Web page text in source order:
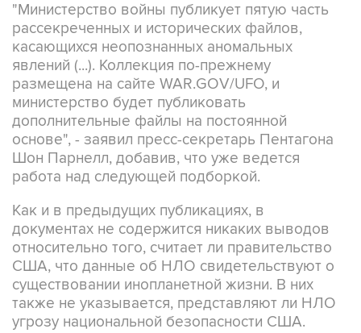
"Министерство войны публикует пятую часть
рассекреченных и исторических файлов,
касающихся неопознанных аномальных
явлений (...). Коллекция по-прежнему
размещена на сайте WAR.GOV/UFO, и
министерство будет публиковать
дополнительные файлы на постоянной
основе", - заявил пресс-секретарь Пентагона
Шон Парнелл, добавив, что уже ведется
работа над следующей подборкой.
Как и в предыдущих публикациях, в
документах не содержится никаких выводов
относительно того, считает ли правительство
США, что данные об НЛО свидетельствуют о
существовании инопланетной жизни. В них
также не указывается, представляют ли НЛО
угрозу национальной безопасности США.